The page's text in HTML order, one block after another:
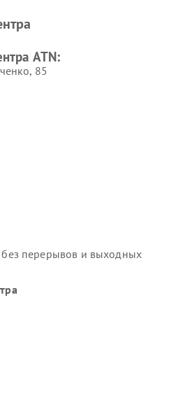
ATN:
85
перерывов и выходных